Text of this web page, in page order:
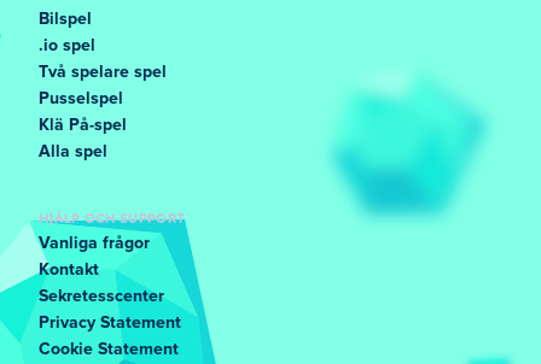
Bilspel
.io spel
Två spelare spel
Pusselspel
Klä På-spel
Alla spel
HJÄLP OCH SUPPORT
Vanliga frågor
Kontakt
Sekretesscenter
Privacy Statement
Cookie Statement